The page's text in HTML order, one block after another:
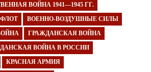
ВОЙНА 1941—1945 ГГ.
ВОЕННО-ВОЗДУШНЫЕ СИЛЫ
ГРАЖДАНСКАЯ ВОЙНА
ВОЙНА В РОССИИ
КРАСНАЯ АРМИЯ